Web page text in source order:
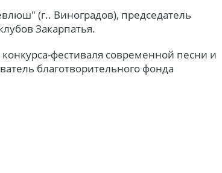
(г.. Виноградов), председатель
Закарпатья.
фестиваля современной песни и
благотворительного фонда